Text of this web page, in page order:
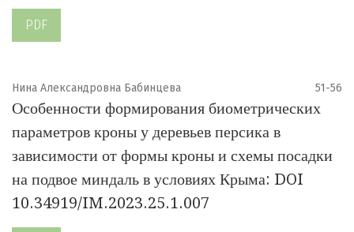
PDF
Нина Александровна Бабинцева 51-56
Особенности формирования биометрических
параметров кроны у деревьев персика в
зависимости от формы кроны и схемы посадки
на подвое миндаль в условиях Крыма: DOI
10.34919/IM.2023.25.1.007